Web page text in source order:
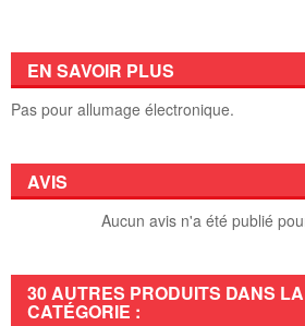
EN SAVOIR PLUS
Pas pour allumage électronique.
AVIS
Aucun avis n'a été publié
30 AUTRES PRODUITS DANS
CATÉGORIE :